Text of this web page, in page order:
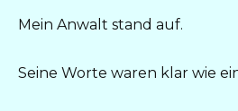
Mein Anwalt stand auf.
Seine Worte waren klar wie